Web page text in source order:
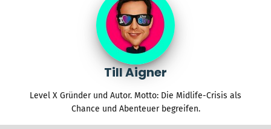
Till Aigner
Level X Gründer und Autor. Motto: Die Midlife-Crisis als
Chance und Abenteuer begreifen.